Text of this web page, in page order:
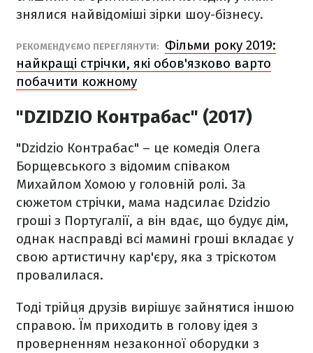
знялися найвідоміші зірки шоу-бізнесу.
РЕКОМЕНДУЄМО ПЕРЕГЛЯНУТИ:
Фільми року 2019:
найкращі стрічки, які обов'язково варто
побачити кожному
"DZIDZIO Контрабас" (2017)
"Dzidzio Контрабас" – це комедія Олега
Борщевського з відомим співаком
Михайлом Хомою у головній ролі. За
сюжетом стрічки, мама надсилає Dzidzio
гроші з Португалії, а він вдає, що будує дім,
однак насправді всі мамині гроші вкладає у
свою артистичну кар'єру, яка з тріскотом
провалилася.
Тоді трійця друзів вирішує зайнятися іншою
справою. Їм приходить в голову ідея з
проверненням незаконної оборудки з